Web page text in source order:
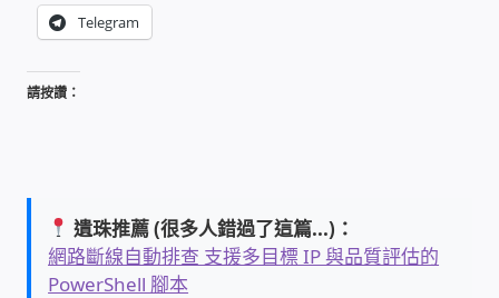
網路建置規劃維修-實績案例
自動控制PLC專案設計-實績案例
Telegram
請按讚：
遺珠推薦 (很多人錯過了這篇...)：
網路斷線自動排查 支援多目標 IP 與品質評估的
PowerShell 腳本